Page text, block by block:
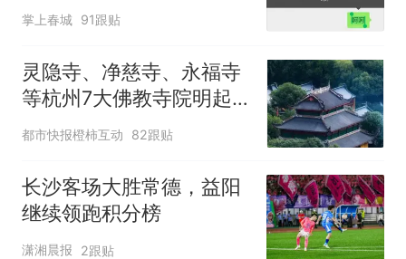
掌上春城 91跟贴
灵隐寺、净慈寺、永福寺
等杭州7大佛教寺院明起
临时关闭，别跑空了
都市快报橙柿互动 82跟贴
长沙客场大胜常德，益阳
继续领跑积分榜
潇湘晨报 2跟贴